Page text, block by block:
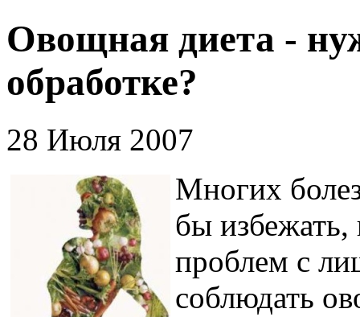
Овощная диета -
обработке?
28 Июля 2007
Многих
бы
проблем с
соблюдать